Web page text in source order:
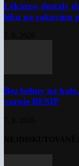
Lékárny dostaly
léku na rakovinu
Bez helmy na
varuje BESIP